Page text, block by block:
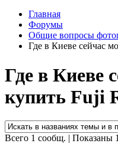
Главная
Форумы
Общие вопросы
Где в Киеве сейчас
Где в Киеве
купить Fuji
Всего 1 сообщ. | Показаны